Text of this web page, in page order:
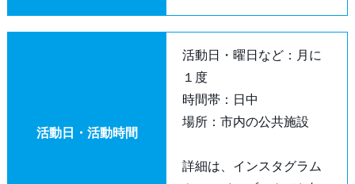
活動日・活動時間
活動日・曜日など：月に
１度
時間帯：日中
場所：市内の公共施設
詳細は、インスタグラム